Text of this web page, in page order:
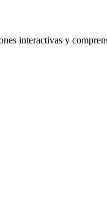
interactivas y